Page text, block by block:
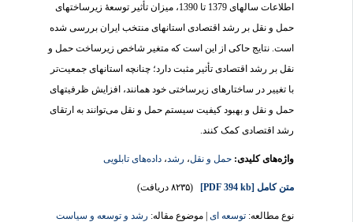
اطلاعات سال­های 1379 تا 1390، میزان تأثیر توسعۀ زیرساخت­های
حمل و نقل بر رشد اقتصادی استان­های منتخب ایران بررسی شده
است. نتایج حاکی از این است که متغیر شاخص زیرساخت حمل و
نقل بر رشد اقتصادی تأثیر مثبت دارد؛ چنانچه استان­های جمعیت‌تر
با تغییر در ساختارهای زیرساختی خود همانند، افزایش ظرفیت­های
حمل و نقل و بهبود کیفیت سیستم حمل و نقل می‌توانند به ارتقای
رشد اقتصادی کمک کنند.
واژه‌های کلیدی:حمل و نقل، رشد،داده‌های تابلویی
متن کامل[PDF 394 kb] (۸۲۳۵ دریافت)
نوع مطالعه:توسعه ای | موضوع مقاله:رشد و توسعه و سیاست